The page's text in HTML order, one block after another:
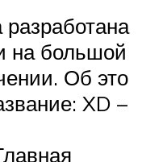
на большой
Об это
XD –